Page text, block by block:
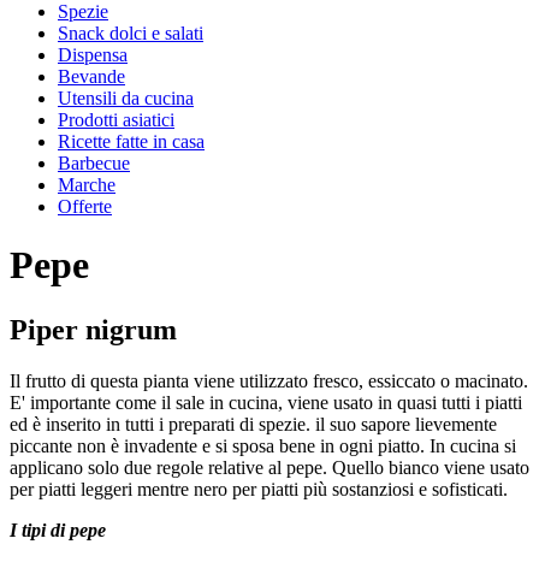
Spezie
Snack dolci e salati
Dispensa
Bevande
Utensili da cucina
Prodotti asiatici
Ricette fatte in casa
Barbecue
Marche
Offerte
Pepe
Piper nigrum
Il frutto di questa pianta viene utilizzato fresco, essiccato o macinato.
E' importante come il sale in cucina, viene usato in quasi tutti i piatti
ed è inserito in tutti i preparati di spezie. il suo sapore lievemente
piccante non è invadente e si sposa bene in ogni piatto. In cucina si
applicano solo due regole relative al pepe. Quello bianco viene usato
per piatti leggeri mentre nero per piatti più sostanziosi e sofisticati.
I tipi di pepe